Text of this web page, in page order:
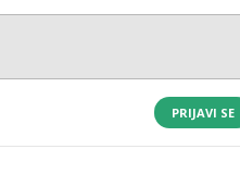
PRIJAVI SE